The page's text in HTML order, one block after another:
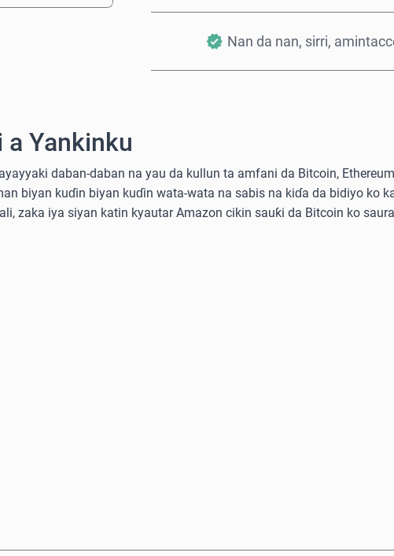
Nan da nan, sirri,
a Yankinku
daban-daban na yau da kullun ta amfani da Bitcoin,
biyan kuɗin biyan kuɗin wata-wata na sabis na kiɗa da bidiyo ko
zaka iya siyan katin kyautar Amazon cikin sauƙi da Bitcoin ko